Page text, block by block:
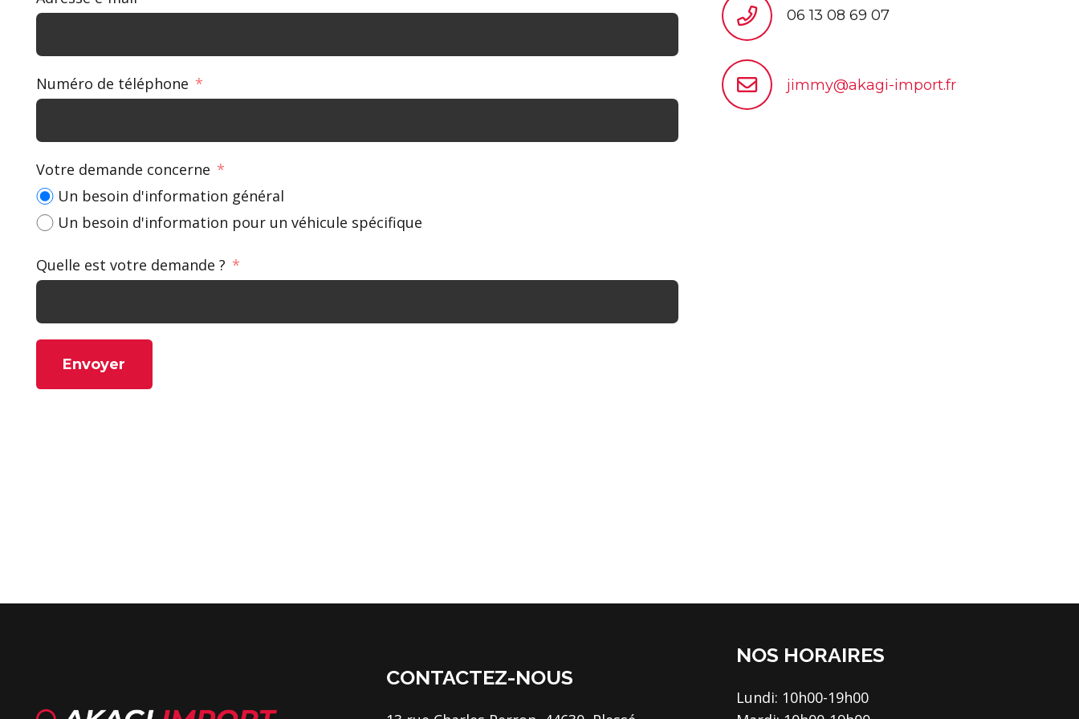
Numéro de téléphone
Votre demande concerne
Un besoin d'information général
Un besoin d'information pour un véhicule spécifique
Quelle est votre demande ?
Envoyer
06 13 08 69 07
jimmy@akagi-import.fr
CONTACTEZ-NOUS
NOS HORAIRES
Lundi: 10h00-19h00